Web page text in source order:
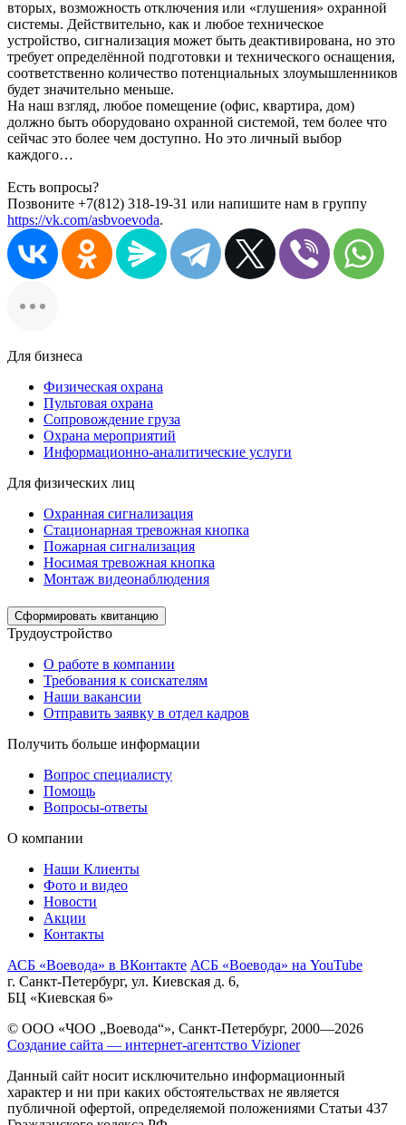
вторых, возможность отключения или «глушения» охранной
системы. Действительно, как и любое техническое
устройство, сигнализация может быть деактивирована, но это
требует определённой подготовки и технического оснащения,
соответственно количество потенциальных злоумышленников
будет значительно меньше.
На наш взгляд, любое помещение (офис, квартира, дом)
должно быть оборудовано охранной системой, тем более что
сейчас это более чем доступно. Но это личный выбор
каждого…
Есть вопросы?
Позвоните +7(812) 318-19-31 или напишите нам в группу
https://vk.com/asbvoevoda.
Для бизнеса
Физическая охрана
Пультовая охрана
Сопровождение груза
Охрана мероприятий
Информационно-аналитические услуги
Для физических лиц
Охранная сигнализация
Стационарная тревожная кнопка
Пожарная сигнализация
Носимая тревожная кнопка
Монтаж видеонаблюдения
Сформировать квитанцию
Трудоустройство
О работе в компании
Требования к соискателям
Наши вакансии
Отправить заявку в отдел кадров
Получить больше информации
Вопрос специалисту
Помощь
Вопросы-ответы
О компании
Наши Клиенты
Фото и видео
Новости
Акции
Контакты
АСБ «Воевода» в ВКонтакте АСБ «Воевода» на YouTube
г. Санкт-Петербург, ул. Киевская д. 6,
БЦ «Киевская 6»
© ООО «ЧОО „Воевода“», Санкт-Петербург, 2000—2026
Создание сайта — интернет-агентство Vizioner
Данный сайт носит исключительно информационный
характер и ни при каких обстоятельствах не является
публичной офертой, определяемой положениями Статьи 437